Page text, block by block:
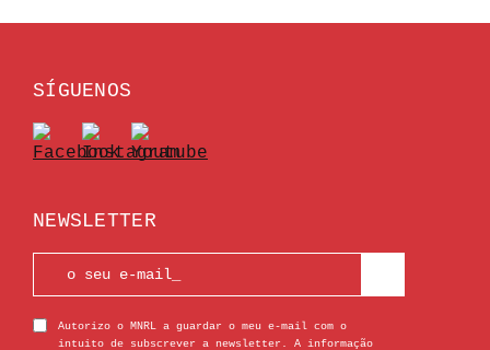
SÍGUENOS
NEWSLETTER
Autorizo o MNRL a guardar o meu e-mail com o
intuito de subscrever a newsletter. A informação